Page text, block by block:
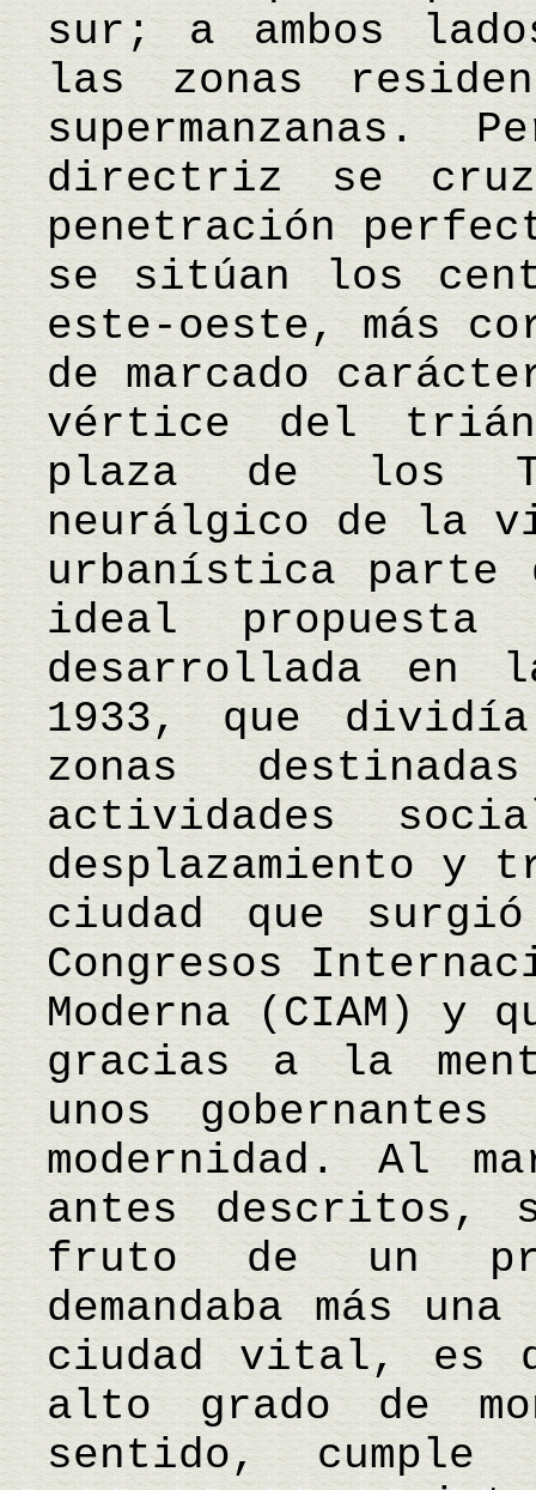
sur; a ambos
las zonas
supermanzanas.
directriz se
penetración
se sitúan los
este-oeste, más
de marcado
vértice del
plaza de los
neurálgico de la
urbanística parte
ideal
desarrollada en
1933, que
zonas
actividades
desplazamiento y
ciudad que
Congresos
Moderna (CIAM) y
gracias a la
unos
modernidad. Al
antes descritos,
fruto de un
demandaba más
ciudad vital, es
alto grado de
sentido, cumple